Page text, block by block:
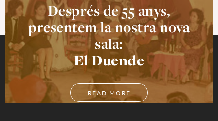
Després de 55 anys,
presentem la nostra nova
sala:
El Duende
READ MORE